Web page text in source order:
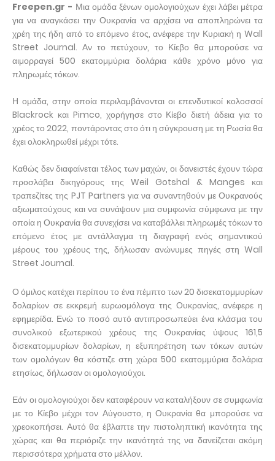
Freepen.gr - Μια ομάδα ξένων ομολογιούχων έχει λάβει μέτρα
για να αναγκάσει την Ουκρανία να αρχίσει να αποπληρώνει τα
χρέη της ήδη από το επόμενο έτος, ανέφερε την Κυριακή η Wall
Street Journal. Αν το πετύχουν, το Κίεβο θα μπορούσε να
αιμορραγεί 500 εκατομμύρια δολάρια κάθε χρόνο μόνο για
πληρωμές τόκων.
Η ομάδα, στην οποία περιλαμβάνονται οι επενδυτικοί κολοσσοί
Blackrock και Pimco, χορήγησε στο Κίεβο διετή άδεια για το
χρέος το 2022, ποντάροντας στο ότι η σύγκρουση με τη Ρωσία θα
έχει ολοκληρωθεί μέχρι τότε.
Καθώς δεν διαφαίνεται τέλος των μαχών, οι δανειστές έχουν τώρα
προσλάβει δικηγόρους της Weil Gotshal & Manges και
τραπεζίτες της PJT Partners για να συναντηθούν με Ουκρανούς
αξιωματούχους και να συνάψουν μια συμφωνία σύμφωνα με την
οποία η Ουκρανία θα συνεχίσει να καταβάλλει πληρωμές τόκων το
επόμενο έτος με αντάλλαγμα τη διαγραφή ενός σημαντικού
μέρους του χρέους της, δήλωσαν ανώνυμες πηγές στη Wall
Street Journal.
Ο όμιλος κατέχει περίπου το ένα πέμπτο των 20 δισεκατομμυρίων
δολαρίων σε εκκρεμή ευρωομόλογα της Ουκρανίας, ανέφερε η
εφημερίδα. Ενώ το ποσό αυτό αντιπροσωπεύει ένα κλάσμα του
συνολικού εξωτερικού χρέους της Ουκρανίας ύψους 161,5
δισεκατομμυρίων δολαρίων, η εξυπηρέτηση των τόκων αυτών
των ομολόγων θα κόστιζε στη χώρα 500 εκατομμύρια δολάρια
ετησίως, δήλωσαν οι ομολογιούχοι.
Εάν οι ομολογιούχοι δεν καταφέρουν να καταλήξουν σε συμφωνία
με το Κίεβο μέχρι τον Αύγουστο, η Ουκρανία θα μπορούσε να
χρεοκοπήσει. Αυτό θα έβλαπτε την πιστοληπτική ικανότητα της
χώρας και θα περιόριζε την ικανότητά της να δανείζεται ακόμη
περισσότερα χρήματα στο μέλλον.